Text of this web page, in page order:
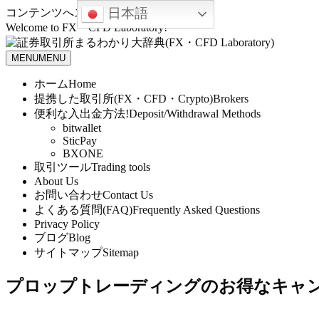
コンテンツへスキップ
Welcome to FX・CFD Laboratory!
MENUMENU
ホームHome
提携した取引所(FX・CFD・Crypto)Brokers
便利な入出金方法!Deposit/Withdrawal Methods
bitwallet
SticPay
BXONE
取引ツールTrading tools
About Us
お問い合わせContact Us
よくある質問(FAQ)Frequently Asked Questions
Privacy Policy
ブログBlog
サイトマップSitemap
プロップトレーディングのお得なキャ
日本語